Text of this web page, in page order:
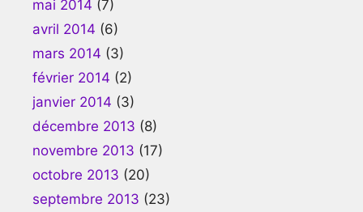
mai 2014 (7)
avril 2014 (6)
mars 2014 (3)
février 2014 (2)
janvier 2014 (3)
décembre 2013 (8)
novembre 2013 (17)
octobre 2013 (20)
septembre 2013 (23)